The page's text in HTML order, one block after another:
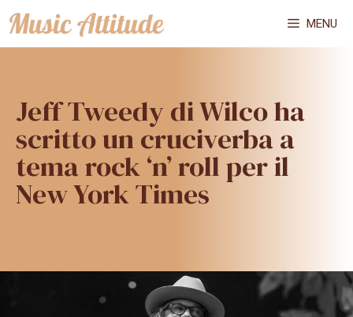
Vai
al
MENU
Jeff Tweedy di Wilco ha
scritto un cruciverba a
tema rock ‘n’ roll per il
New York Times